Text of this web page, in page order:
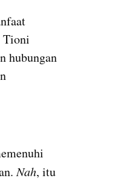
Tioni
hubungan
Nah, itu